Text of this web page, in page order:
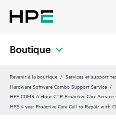
Boutique
Revenir à la boutique Services et support
Hardware Software Combo Support Service
HPE CDMR 6 Hour CTR Proactive Care Service
HPE 4 year Proactive Care Call to Repair with